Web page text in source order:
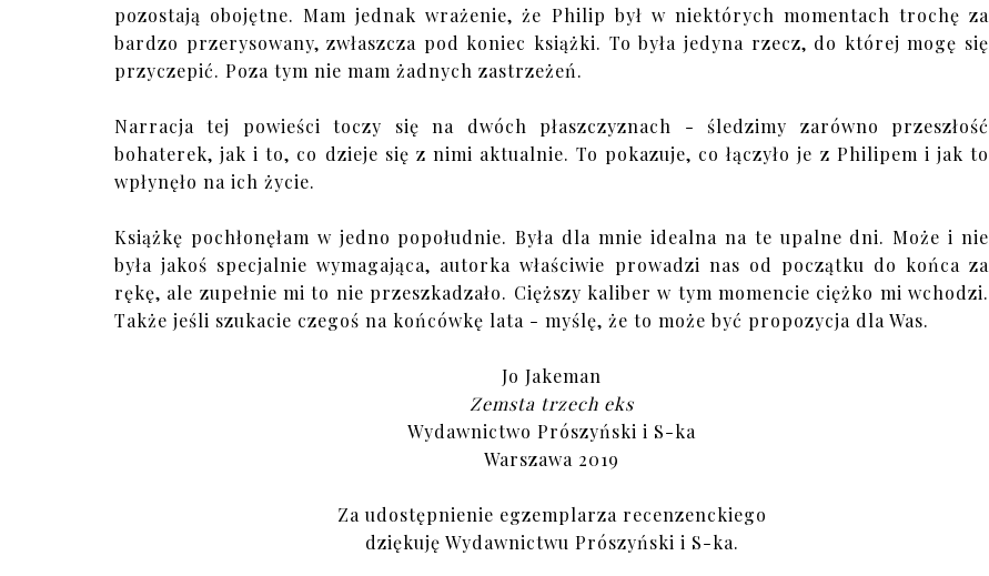
pozostają obojętne. Mam jednak wrażenie, że Philip był w niektórych momentach trochę za
bardzo przerysowany, zwłaszcza pod koniec książki. To była jedyna rzecz, do której mogę się
przyczepić. Poza tym nie mam żadnych zastrzeżeń.
Narracja tej powieści toczy się na dwóch płaszczyznach - śledzimy zarówno przeszłość
bohaterek, jak i to, co dzieje się z nimi aktualnie. To pokazuje, co łączyło je z Philipem i jak to
wpłynęło na ich życie.
Książkę pochłonęłam w jedno popołudnie. Była dla mnie idealna na te upalne dni. Może i nie
była jakoś specjalnie wymagająca, autorka właściwie prowadzi nas od początku do końca za
rękę, ale zupełnie mi to nie przeszkadzało. Cięższy kaliber w tym momencie ciężko mi wchodzi.
Także jeśli szukacie czegoś na końcówkę lata - myślę, że to może być propozycja dla Was.
Jo Jakeman
Zemsta trzech eks
Wydawnictwo Prószyński i S-ka
Warszawa 2019
Za udostępnienie egzemplarza recenzenckiego
dziękuję Wydawnictwu Prószyński i S-ka.